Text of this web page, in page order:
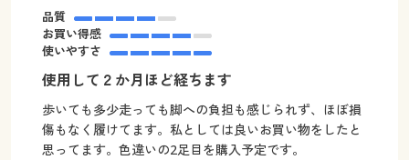
品質
お買い得感
使いやすさ
使用して２か月ほど経ちます
歩いても多少走っても脚への負担も感じられず、ほぼ損
傷もなく履けてます。私としては良いお買い物をしたと
思ってます。色違いの2足目を購入予定です。